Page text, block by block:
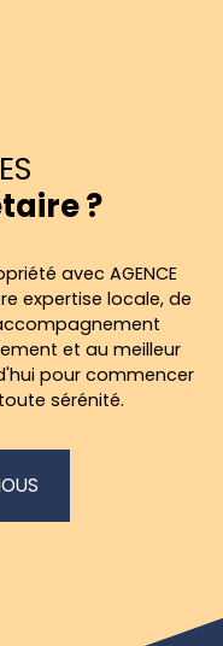
?
avec AGENCE
expertise locale, de
et au meilleur
pour commencer
sérénité.